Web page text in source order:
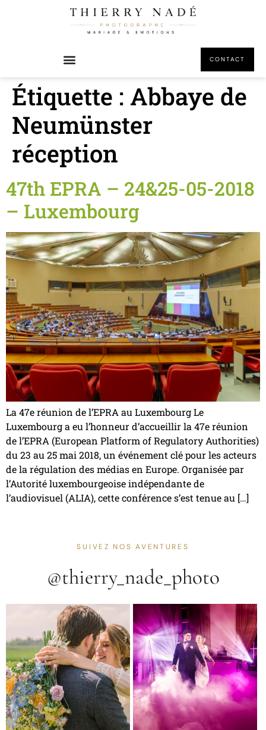
CONTACT
Étiquette : Abbaye de
Neumünster
réception
47th EPRA – 24&25-05-2018
– Luxembourg
La 47e réunion de l’EPRA au Luxembourg Le
Luxembourg a eu l’honneur d’accueillir la 47e réunion
de l’EPRA (European Platform of Regulatory Authorities)
du 23 au 25 mai 2018, un événement clé pour les acteurs
de la régulation des médias en Europe. Organisée par
l’Autorité luxembourgeoise indépendante de
l’audiovisuel (ALIA), cette conférence s’est tenue au […]
SUIVEZ NOS AVENTURES
@thierry_nade_photo